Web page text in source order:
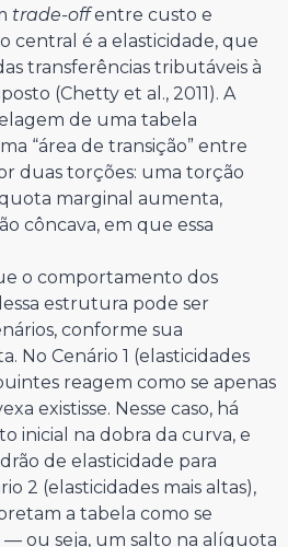
trade-offentre custo e
central é a elasticidade, que
transferências tributáveis à
(Chetty et al., 2011). A
de uma tabela
“área de transição” entre
duas torções: uma torção
marginal aumenta,
côncava, em que essa
o comportamento dos
estrutura pode ser
conforme sua
No Cenário 1 (elasticidades
reagem como se apenas
existisse. Nesse caso, há
inicial na dobra da curva, e
de elasticidade para
2 (elasticidades mais altas),
a tabela como se
ou seja, um salto na alíquota